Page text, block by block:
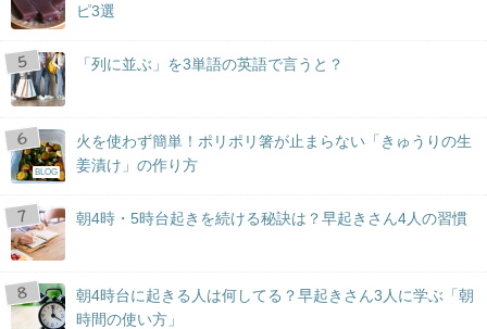
ピ3選
「列に並ぶ」を3単語の英語で言うと？
BLOG
火を使わず簡単！ポリポリ箸が止まらない「きゅうりの生
姜漬け」の作り方
朝4時・5時台起きを続ける秘訣は？早起きさん4人の習慣
朝4時台に起きる人は何してる？早起きさん3人に学ぶ「朝
時間の使い方」